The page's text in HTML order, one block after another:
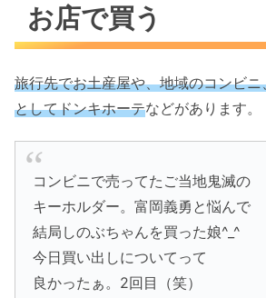
お店で買う
旅行先でお土産屋や、地域のコンビ
としてドンキホーテなどがあります。
コンビニで売ってたご当地鬼滅の
キーホルダー。富岡義勇と悩んで
結局しのぶちゃんを買った娘^_^
今日買い出しについてって
良かったぁ。2回目（笑）